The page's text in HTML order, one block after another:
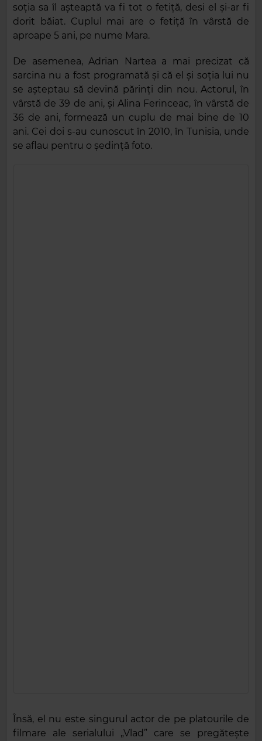
soția sa îl așteaptă va fi tot o fetiță, desi el și-ar fi
dorit băiat. Cuplul mai are o fetiță în vârstă de
aproape 5 ani, pe nume Mara.
De asemenea, Adrian Nartea a mai precizat că
sarcina nu a fost programată și că el și soția lui nu
se așteptau să devină părinți din nou. Actorul, în
vârstă de 39 de ani, și Alina Ferinceac, în vârstă de
36 de ani, formează un cuplu de mai bine de 10
ani. Cei doi s-au cunoscut în 2010, în Tunisia, unde
se aflau pentru o ședință foto.
Însă, el nu este singurul actor de pe platourile de
filmare ale serialului „Vlad” care se pregătește